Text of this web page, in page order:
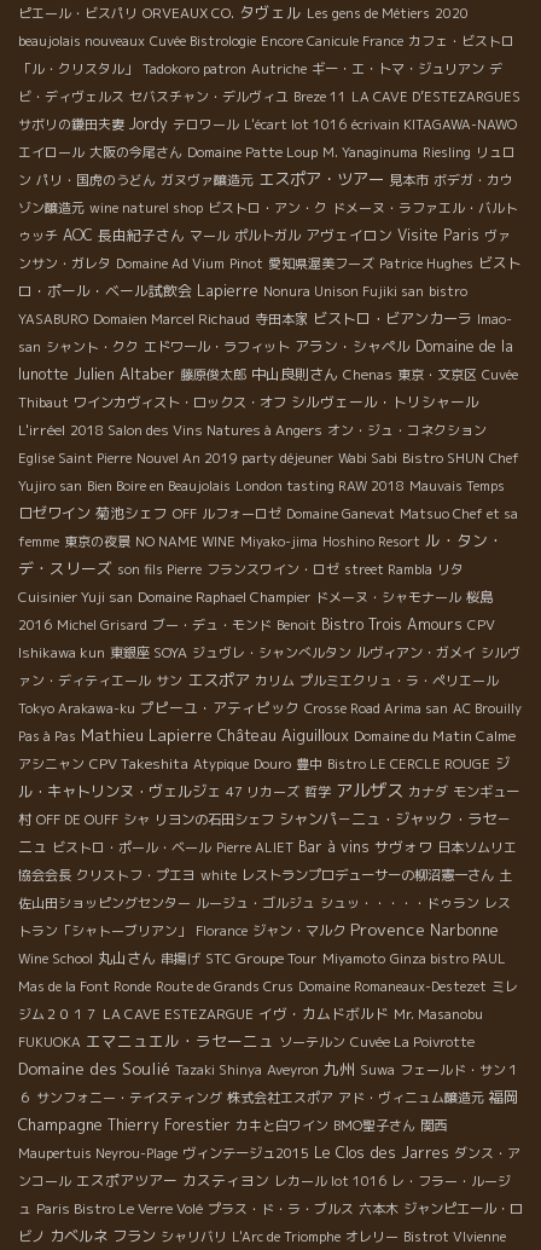
ピエール・ビスパリ ORVEAUX CO. タヴェル Les gens de Métiers 2020
beaujolais nouveaux Cuvée Bistrologie Encore Canicule France カフェ・ビストロ
「ル・クリスタル」
Tadokoro patron Autriche ギー・エ・トマ・ジュリアン デ
ビ・ディヴェルス セバスチャン・デルヴィユ Breze 11 LA CAVE D’ESTEZARGUES
サボリの鎌田夫妻 Jordy テロワール L'écart lot 1016 écrivain KITAGAWA-NAWO
エイロール 大阪の今尾さん Domaine Patte Loup M. Yanaginuma Riesling リュロ
ン パリ・国虎のうどん ガヌヴァ醸造元 エスポア・ツアー 見本市 ボデガ・カウ
ゾン醸造元 wine naturel shop ビストロ・アン・ク ドメーヌ・ラファエル・バルト
ゥッチ AOC 長由紀子さん マール ポルトガル アヴェイロン Visite Paris ヴァ
ンサン・ガレタ Domaine Ad Vium Pinot 愛知県渥美フーズ Patrice Hughes ビスト
ロ・ポール・ベール試飲会 Lapierre Nonura Unison Fujiki san bistro
YASABURO Domaien Marcel Richaud 寺田本家 ビストロ・ビアンカーラ Imao-
san シャント・クク エドワール・ラフィット アラン・シャペル Domaine de la
lunotte Julien Altaber 藤原俊太郎 中山良則さん Chenas 東京・文京区 Cuvée
Thibaut ワインカヴィスト・ロックス・オフ シルヴェール・トリシャール
L'irréel 2018 Salon des Vins Natures à Angers オン・ジュ・コネクション
Eglise Saint Pierre Nouvel An 2019 party déjeuner Wabi Sabi Bistro SHUN Chef
Yujiro san Bien Boire en Beaujolais London tasting RAW 2018 Mauvais Temps
ロゼワイン 菊池シェフ OFF ルフォーロゼ Domaine Ganevat Matsuo Chef et sa
femme 東京の夜景 NO NAME WINE Miyako-jima Hoshino Resort ル・タン・
デ・スリーズ son fils Pierre フランスワイン・ロゼ street Rambla リタ
Cuisinier Yuji san Domaine Raphael Champier ドメーヌ・シャモナール 桜島
2016 Michel Grisard ブー・デュ・モンド Benoit Bistro Trois Amours CPV
Ishikawa kun 東銀座 SOYA ジュヴレ・シャンべルタン ルヴィアン・ガメイ シルヴ
ァン・ディティエール サン エスポア カリム プルミエクリュ・ラ・ペリエール
Tokyo Arakawa-ku プピーユ・アティピック Crosse Road Arima san AC Brouilly
Pas à Pas Mathieu Lapierre Château Aiguilloux Domaine du Matin Calme
アシニャン CPV Takeshita Atypique Douro 豊中 Bistro LE CERCLE ROUGE ジ
ル・キャトリンヌ・ヴェルジェ 47 リカーズ 哲学 アルザス カナダ モンギュー
村 OFF DE OUFF シャ リヨンの石田シェフ シャンパ－ニュ・ジャック・ラセ－
ニュ ビストロ・ポール・ベール Pierre ALIET Bar à vins サヴォワ 日本ソムリエ
協会会長 クリストフ・プエヨ white レストランプロデューサーの柳沼憲一さん 土
佐山田ショッピングセンター ルージュ・ゴルジュ シュッ・・・・・ドゥラン レス
トラン「シャトーブリアン」
Florance ジャン・マルク Provence Narbonne
Wine School 丸山さん 串揚げ STC Groupe Tour Miyamoto Ginza bistro PAUL
Mas de la Font Ronde Route de Grands Crus Domaine Romaneaux-Destezet ミレ
ジム２０１７ LA CAVE ESTEZARGUE イヴ・カムドボルド Mr. Masanobu
FUKUOKA エマニュエル・ラセーニュ ソーテルン Cuvée La Poivrotte
Domaine des Soulié Tazaki Shinya Aveyron 九州 Suwa フェールド・サン１
６ サンフォニー・テイスティング 株式会社エスポア アド・ヴィニュム醸造元 福岡
Champagne Thierry Forestier カキと白ワイン BMO聖子さん 関西
Maupertuis Neyrou-Plage ヴィンテージュ2015 Le Clos des Jarres ダンス・ア
ンコール エスポアツアー カスティヨン レカール lot 1016 レ・フラー・ルージ
ュ Paris Bistro Le Verre Volé プラス・ド・ラ・ブルス 六本木 ジャンピエール・ロ
ビノ カベルネ フラン シャリバリ L'Arc de Triomphe オレリー Bistrot VIvienne